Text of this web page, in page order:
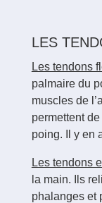
LES
Les tendons
palmaire du
muscles de
permettent
poing. Il y en
Les tendons
la main. Ils
phalanges et